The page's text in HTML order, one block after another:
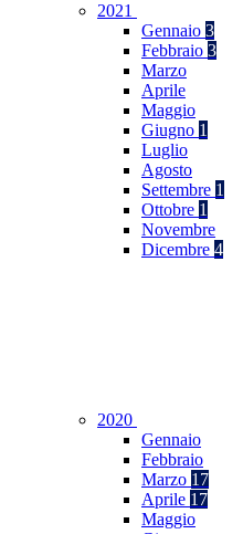
2021
Gennaio 3
Febbraio 3
Marzo
Aprile
Maggio
Giugno 1
Luglio
Agosto
Settembre 1
Ottobre 1
Novembre
Dicembre 4
2020
Gennaio
Febbraio
Marzo 17
Aprile 17
Maggio